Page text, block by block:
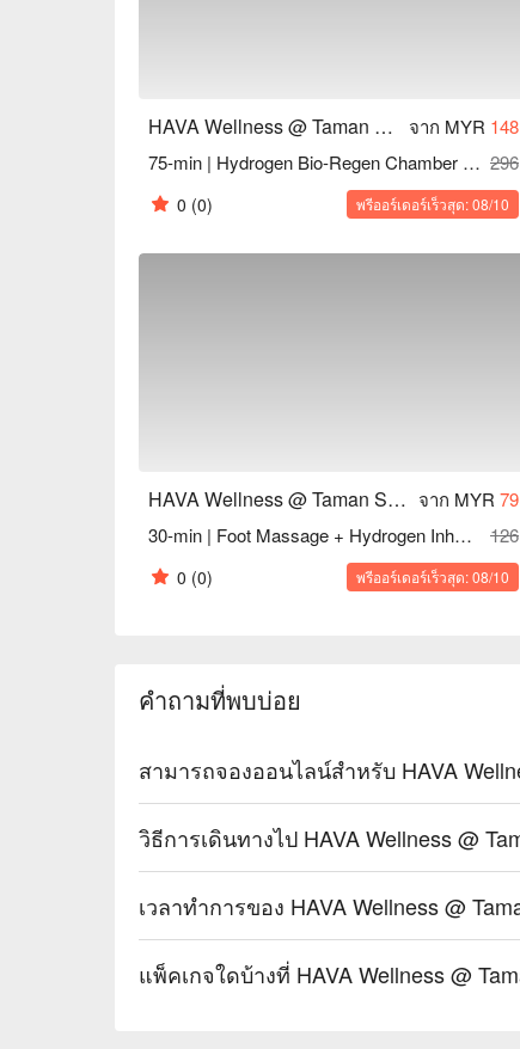
HAVA Wellness @ Taman Sri Segambut จาก MYR 148
75-min | Hydrogen Bio-Regen Chamber + Head, Neck, Back & Shoulder Massage 296
0 (0) พรีออร์เดอร์เร็วสุด: 08/10
HAVA Wellness @ Taman Sri Segambut จาก MYR 79
30-min | Foot Massage + Hydrogen Inhalation
126
0 (0) พรีออร์เดอร์เร็วสุด: 08/10
คำถามที่พบบ่อย